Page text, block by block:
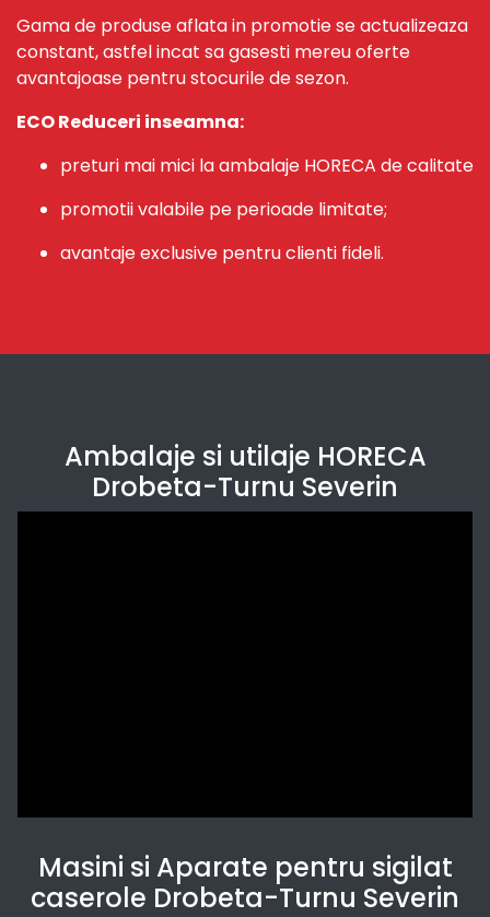
Gama de produse aflata in promotie se actualizeaza
constant, astfel incat sa gasesti mereu oferte
avantajoase pentru stocurile de sezon.
ECO Reduceri inseamna:
preturi mai mici la ambalaje HORECA de calitate
promotii valabile pe perioade limitate;
avantaje exclusive pentru clienti fideli.
Ambalaje si utilaje HORECA
Drobeta-Turnu Severin
Masini si Aparate pentru sigilat
caserole Drobeta-Turnu Severin